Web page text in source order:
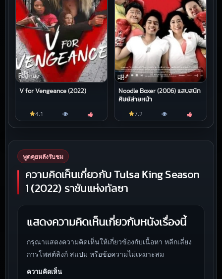
หนัง
ต่อสู้,หนัง
บู๊
V for Vengeance (2022)
4.1
หนัง
HD
Noodle Boxer (2006) แสบสนิท
ศิษย์ส่ายหน้า
7.2
พูดคุยหลังรับชม
ความคิดเห็นเกี่ยวกับ Tulsa King Season
1 (2022) ราชันแห่งทัลซา
แสดงความคิดเห็นเกี่ยวกับหนังเรื่องนี้
กรุณาแสดงความคิดเห็นให้เกี่ยวข้องกับเนื้อหา หลีกเลี่ยง
การโพสต์ลิงก์ สแปม หรือข้อความไม่เหมาะสม
ความคิดเห็น